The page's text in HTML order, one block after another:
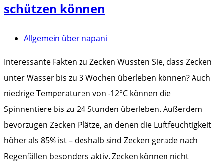
schützen können
Allgemein über napani
Interessante Fakten zu Zecken Wussten Sie, dass Zecken
unter Wasser bis zu 3 Wochen überleben können? Auch
niedrige Temperaturen von -12°C können die
Spinnentiere bis zu 24 Stunden überleben. Außerdem
bevorzugen Zecken Plätze, an denen die Luftfeuchtigkeit
höher als 85% ist – deshalb sind Zecken gerade nach
Regenfällen besonders aktiv. Zecken können nicht